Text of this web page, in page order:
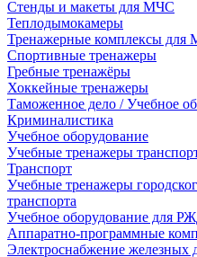
Стенды и макеты для МЧС
Теплодымокамеры
Тренажерные комплексы для
Спортивные тренажеры
Гребные тренажёры
Хоккейные тренажеры
Таможенное дело / Учебное
Криминалистика
Учебное оборудование
Учебные тренажеры
Транспорт
Учебные тренажеры
транспорта
Учебное оборудование для
Аппаратно-программные
Электроснабжение железных